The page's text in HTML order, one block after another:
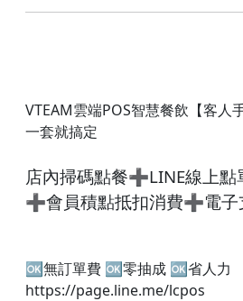
VTEAM雲端POS智慧餐飲【客人
一套就搞定
店內掃碼點餐➕LINE線上
➕會員積點抵扣消費➕電子
🆗無訂單費 🆗零抽成 🆗省人力
https://page.line.me/lcpos